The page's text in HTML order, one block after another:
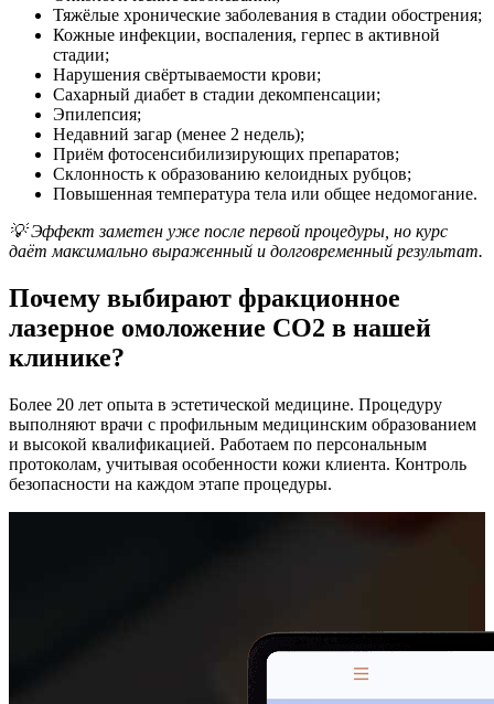
Тяжёлые хронические заболевания в стадии обострения;
Кожные инфекции, воспаления, герпес в активной
стадии;
Нарушения свёртываемости крови;
Сахарный диабет в стадии декомпенсации;
Эпилепсия;
Недавний загар (менее 2 недель);
Приём фотосенсибилизирующих препаратов;
Склонность к образованию келоидных рубцов;
Повышенная температура тела или общее недомогание.
💡 Эффект заметен уже после первой процедуры, но курс
даёт максимально выраженный и долговременный результат.
Почему выбирают фракционное
лазерное омоложение CO2 в нашей
клинике?
Более 20 лет опыта в эстетической медицине. Процедуру
выполняют врачи с профильным медицинским образованием
и высокой квалификацией. Работаем по персональным
протоколам, учитывая особенности кожи клиента. Контроль
безопасности на каждом этапе процедуры.